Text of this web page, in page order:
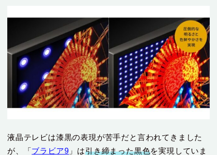
液晶テレビは漆黒の表現が苦手だと言われてきました
が、「 ブラビア9 」は引き締まった黒色を実現していま